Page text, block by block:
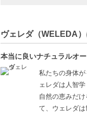
ヴェレダ（WELEDA）
本当に良いナチュラルオ
私たちの身体
ェレダは人智
自然の恵みだ
て、ウェレダは